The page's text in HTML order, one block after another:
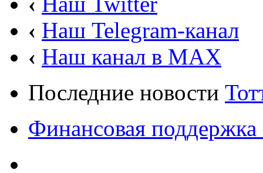
‹ Наш Telegram-канал
‹ Наш канал в MAX
Последние новости
Финансовая поддержка